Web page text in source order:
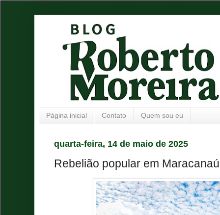
Página inicial Contato Quem sou eu
quarta-feira, 14 de maio de 2025
Rebelião popular em Maracanaú